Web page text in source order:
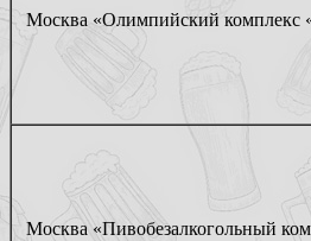
Москва «Олимпийский комплекс
Москва «Пивобезалкогольный